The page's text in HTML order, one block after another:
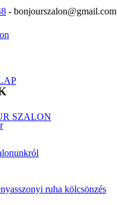
- bonjourszalon@gmail.com
SZALON
ruha kölcsönzés